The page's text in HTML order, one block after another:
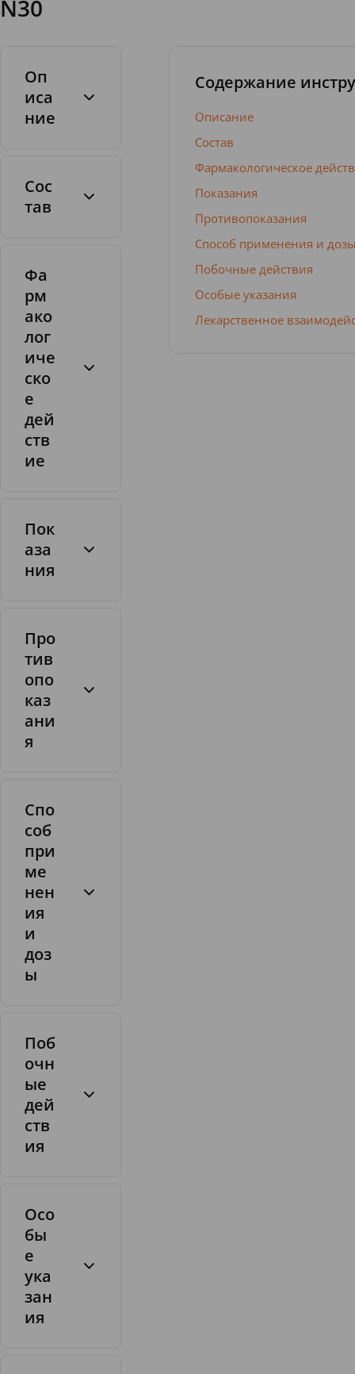
N30
Оп
иса
ние
Сос
тав
оболочкой
о
л
и
е
в
а
л
о
т
а
4
Фа
рм
ако
лог
иче
ско
е
дей
ств
ие
Пок
аза
ния
Про
тив
опо
каз
ани
я
Спо
соб
при
ме
нен
ия
и
доз
ы
Поб
очн
ые
дей
ств
ия
Осо
бы
е
ука
зан
ия
Содержание
Описание
Состав
Фармакологическое
Показания
Противопоказания
Способ применения и
Побочные действия
Особые указания
Лекарственное